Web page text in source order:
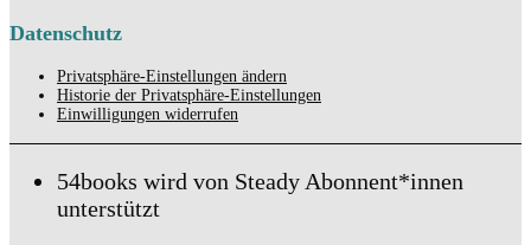
Datenschutz
Privatsphäre-Einstellungen ändern
Historie der Privatsphäre-Einstellungen
Einwilligungen widerrufen
54books wird von Steady Abonnent*innen
unterstützt